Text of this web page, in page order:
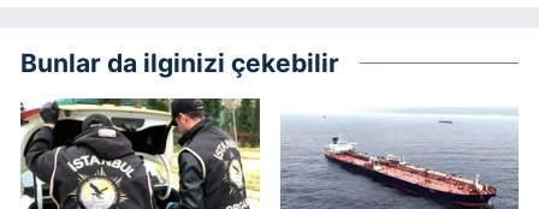
Bunlar da ilginizi çekebilir